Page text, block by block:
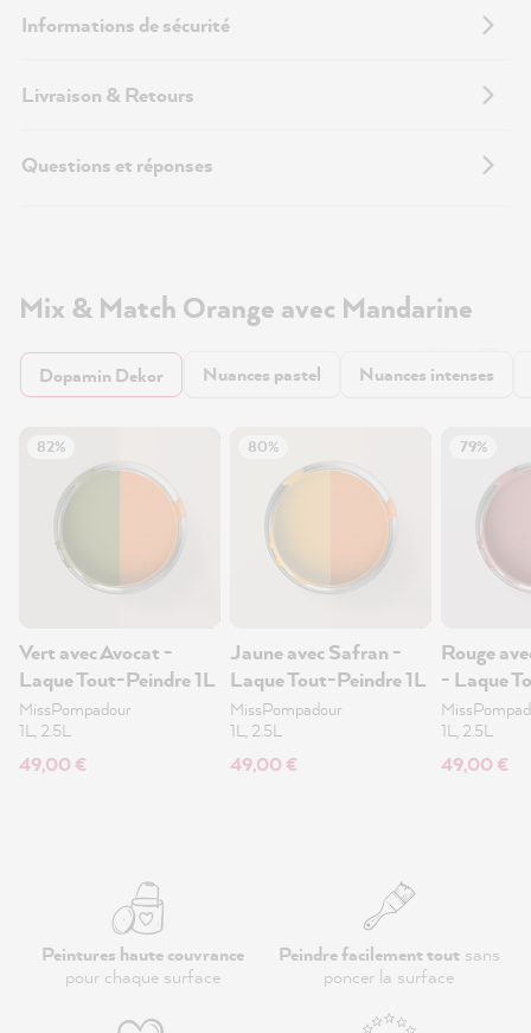
Informations de sécurité
Livraison & Retours
Questions et réponses
Mix & Match Orange avec Mandarine
Dopamin Dekor Nuances pastel Nuances intenses
82%
Vert avec Avocat -
Laque Tout-Peindre 1L
MissPompadour
1L, 2.5L
49,00 €
80%
Jaune avec Safran -
Laque Tout-Peindre 1L
MissPompadour
1L, 2.5L
49,00 €
79%
Rouge
- Laque
1L
1L, 2.5L
49,00 €
Peintures haute couvrance
pour chaque surface
Peindre facilement toutsans
poncer la surface